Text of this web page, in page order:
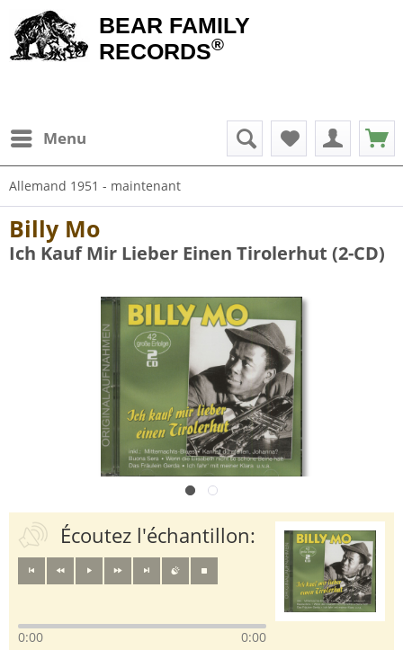
BEAR FAMILY
RECORDS®
Menu
Allemand 1951 - maintenant
Billy Mo
Ich Kauf Mir Lieber Einen Tirolerhut (2-CD)
Écoutez l'échantillon:
0:00 0:00